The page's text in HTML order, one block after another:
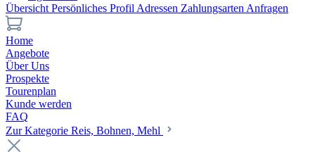
Übersicht Persönliches Profil Adressen Zahlungsarten Anfragen
Home
Angebote
Über Uns
Prospekte
Tourenplan
Kunde werden
FAQ
Zur Kategorie Reis, Bohnen, Mehl